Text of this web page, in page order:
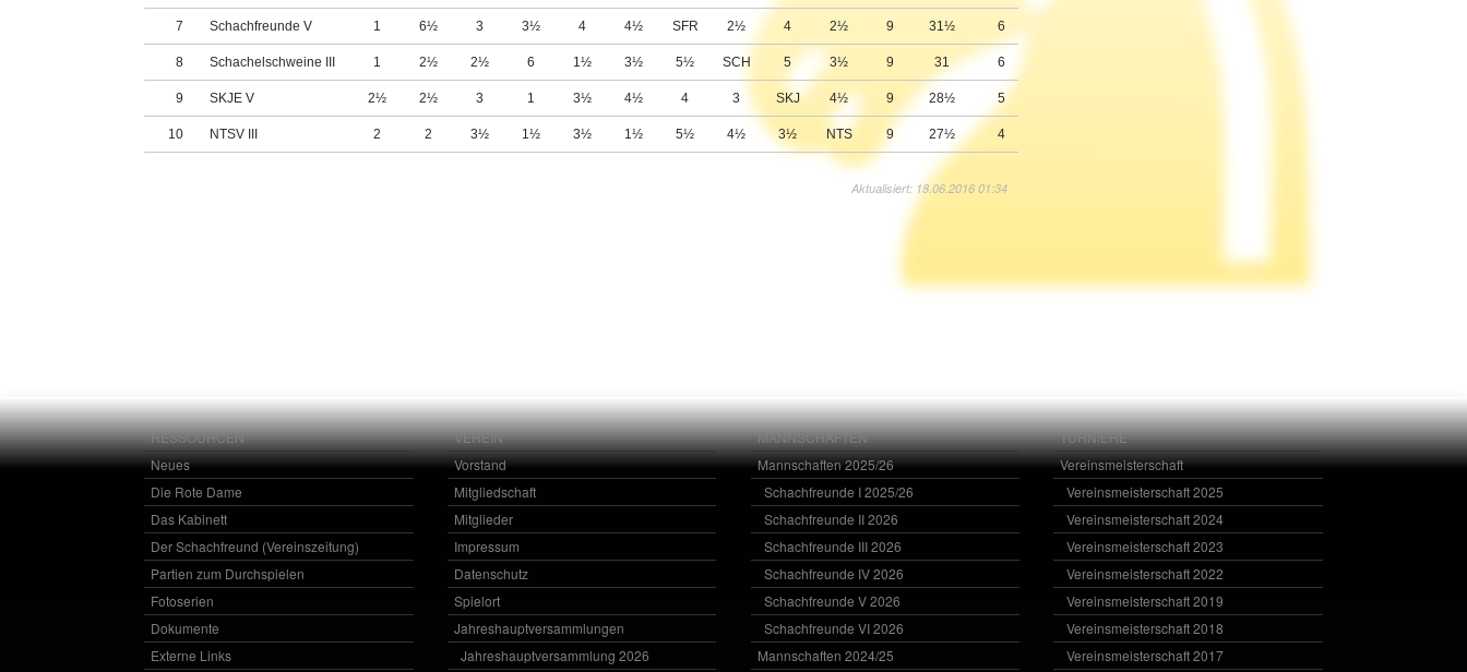
7 Schachfreunde V 1 6½ 3 3½ 4 4½ SFR 2½ 4 2½ 9 31½ 6
8 Schachelschweine III 1 2½ 2½ 6 1½ 3½ 5½ SCH 5 3½ 9 31 6
9 SKJE V 2½ 2½ 3 1 3½ 4½ 4 3 SKJ 4½ 9 28½ 5
10 NTSV III 2 2 3½ 1½ 3½ 1½ 5½ 4½ 3½ NTS 9 27½ 4
Aktualisiert: 18.06.2016 01:34
RESSOURCEN
Neues
Die Rote Dame
Das Kabinett
Der Schachfreund (Vereinszeitung)
Partien zum Durchspielen
Fotoserien
Dokumente
Externe Links
VEREIN
Vorstand
Mitgliedschaft
Mitglieder
Impressum
Datenschutz
Spielort
Jahreshauptversammlungen
Jahreshauptversammlung 2026
MANNSCHAFTEN
Mannschaften 2025/26
Schachfreunde I 2025/26
Schachfreunde II 2026
Schachfreunde III 2026
Schachfreunde IV 2026
Schachfreunde V 2026
Schachfreunde VI 2026
Mannschaften 2024/25
TURNIERE
Vereinsmeisterschaft
Vereinsmeisterschaft 2025
Vereinsmeisterschaft 2024
Vereinsmeisterschaft 2023
Vereinsmeisterschaft 2022
Vereinsmeisterschaft 2019
Vereinsmeisterschaft 2018
Vereinsmeisterschaft 2017